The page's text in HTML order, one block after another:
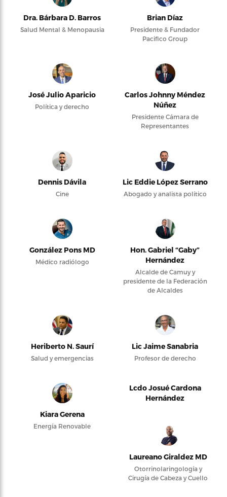
Dra. Bárbara D. Barros
Salud Mental & Menopausia
Brian Díaz
Presidente & Fundador
Pacifico Group
José Julio Aparicio
Política y derecho
Carlos Johnny Méndez
Núñez
Presidente Cámara de
Representantes
Dennis Dávila
Cine
Lic Eddie López Serrano
Abogado y analista político
González Pons MD
Médico radiólogo
Hon. Gabriel “Gaby”
Hernández
Alcalde de Camuy y
presidente de la Federación
de Alcaldes
Heriberto N. Saurí
Salud y emergencias
Lic Jaime Sanabria
Profesor de derecho
Kiara Gerena
Energía Renovable
Lcdo Josué Cardona
Hernández
Laureano Giraldez MD
Otorrinolaringología y
Cirugía de Cabeza y Cuello